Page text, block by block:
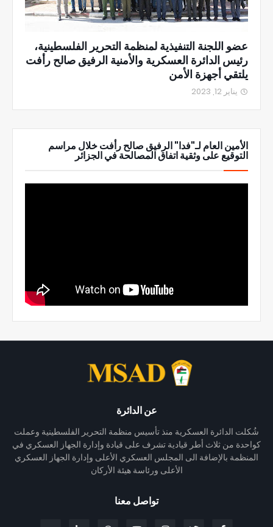
عضو اللجنة التنفيذية لمنظمة التحرير الفلسطينية،
رئيس الدائرة العسكرية والأمنية الرفيق صالح رأفت
يلتقي أجهزة الأمن
يناير 12, 2023
الأمين العام لـ"فدا" الرفيق صالح رأفت خلال مراسم
التوقيع على وثقية اتفاق المصالحة في الجزائر
عن الدائرة
شُكلت الدائرة العسكرية منذ تأسيس منظمة التحرير الفلسطينية وعملت
كواحدة من ثلاث أطر قيادية تشرف على قيادة وإدارة الجهاز العسكري في
المنظمة بالإضافة الى المجلس العسكري الأعلى وإدارة الجهاز العسكري
الأعلى ورئاسة هيئة الأركان
تواصل معنا